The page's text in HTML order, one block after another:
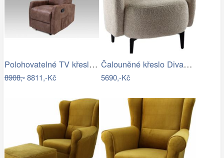
Polohovatelné TV křeslo TV-5053 Autronic
8908,-8811,-Kč
Čalouněné křeslo Divano béžová/černá
5690,-Kč